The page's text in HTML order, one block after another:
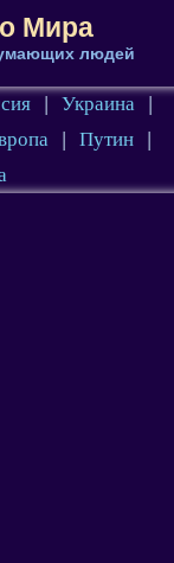
Мира
людей
| Украина
|
| Путин
|